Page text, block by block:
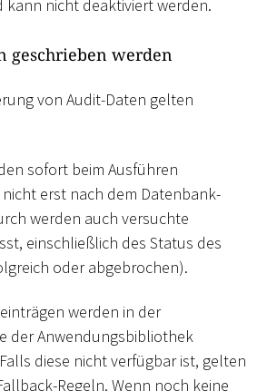
kann nicht deaktiviert werden.
geschrieben werden
von Audit-Daten gelten
sofort beim Ausführen
erst nach dem Datenbank-
werden auch versuchte
einschließlich des Status des
oder abgebrochen).
werden in der
der Anwendungsbibliothek
diese nicht verfügbar ist, gelten
Regeln. Wenn noch keine